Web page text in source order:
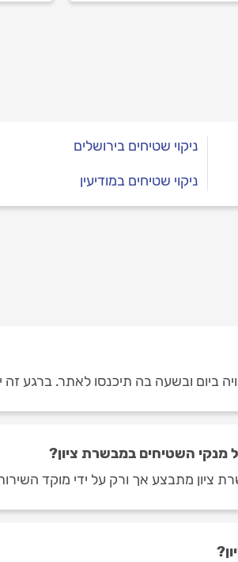
לעובש? הנה כל
ניקוי שטיחים בירושלים
ניקוי שטיחים במודיעין
תיכנסו לאתר. ברגע זה יש 1 מנקי שטיחים במבשרת
השטיחים במבשרת ציון?
ציון מתבצע אך ורק על ידי מוקד